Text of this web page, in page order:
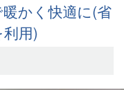
かく快適に(省
用)